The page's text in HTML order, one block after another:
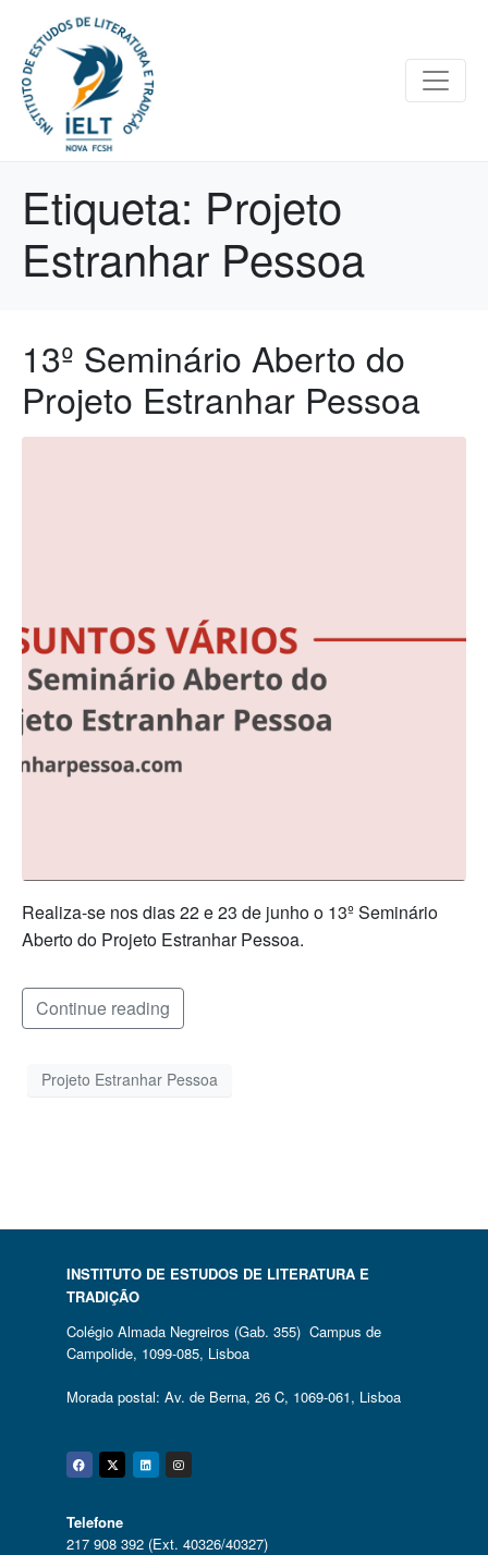
Etiqueta: Projeto
Estranhar Pessoa
13º Seminário Aberto do
Projeto Estranhar Pessoa
Realiza-se nos dias 22 e 23 de junho o 13º Seminário
Aberto do Projeto Estranhar Pessoa.
Continue reading
Projeto Estranhar Pessoa
INSTITUTO DE ESTUDOS DE LITERATURA E
TRADIÇÃO
Colégio Almada Negreiros (Gab. 355) Campus de
Campolide, 1099-085, Lisboa
Morada postal: Av. de Berna, 26 C, 1069-061, Lisboa
Facebook
Twitter
Linkedin
Instagram
Telefone
217 908 392 (Ext. 40326/40327)